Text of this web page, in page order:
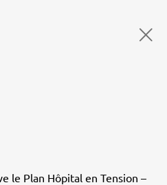
le Plan Hôpital en Tension –